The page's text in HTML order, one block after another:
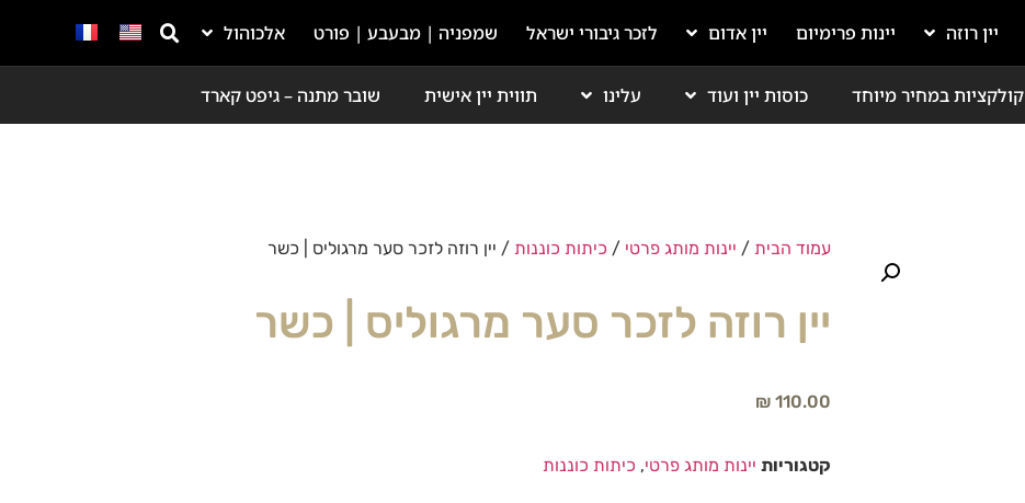
יין רוזה יינות פרימיום יין אדום לזכר גיבורי ישראל שמפניה | מבעבע | פורט אלכוהול
קולקציות במחיר מיוחד כוסות יין ועוד עלינו תווית יין אישית שובר מתנה – גיפט קארד
עמוד הבית / יינות מותג פרטי / כיתות כוננות / יין רוזה לזכר סער מרגוליס | כשר
יין רוזה לזכר סער מרגוליס | כשר
₪ 110.00
קטגוריות יינות מותג פרטי, כיתות כוננות